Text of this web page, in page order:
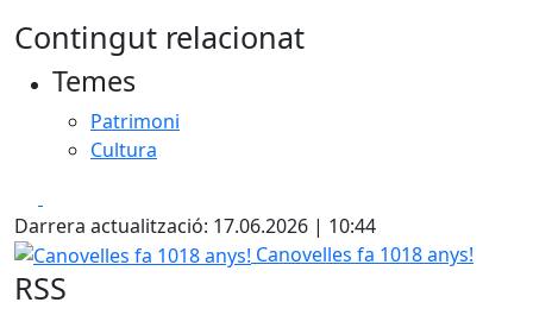
Contingut relacionat
Temes
Patrimoni
Cultura
Darrera actualització: 17.06.2026 | 10:44
Canovelles fa 1018 anys!
Canovelles fa 1018 anys!
RSS